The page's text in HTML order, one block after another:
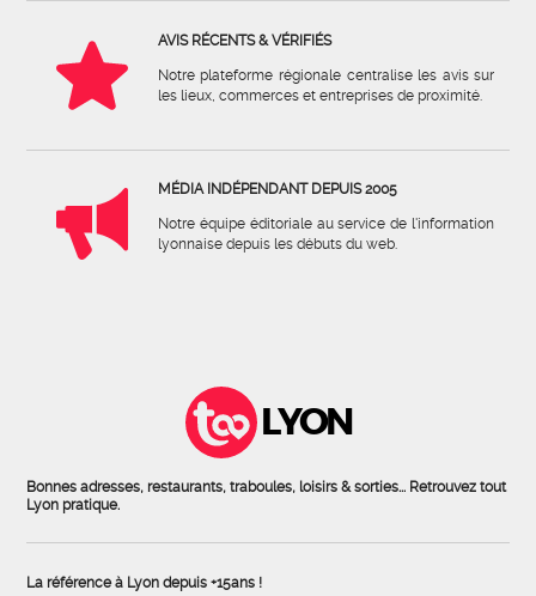
AVIS RÉCENTS & VÉRIFIÉS
Notre plateforme régionale centralise les avis sur
les lieux, commerces et entreprises de proximité.
MÉDIA INDÉPENDANT DEPUIS 2005
Notre équipe éditoriale au service de l'information
lyonnaise depuis les débuts du web.
LYON
Bonnes adresses, restaurants, traboules, loisirs & sorties... Retrouvez tout
Lyon pratique.
La référence à Lyon depuis +15ans !